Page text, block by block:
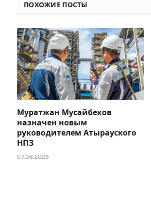
ПОХОЖИЕ ПОСТЫ
Муратжан Мусайбеков
назначен новым
руководителем Атырауского
НПЗ
07.08.2026